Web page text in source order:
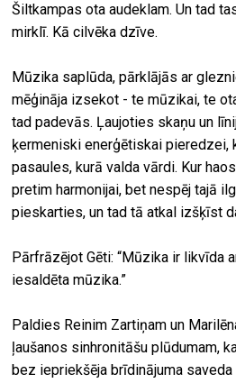
Šiltkampas ota audeklam. Un tad
mirklī. Kā cilvēka dzīve.
Mūzika saplūda, pārklājās ar
mēģināja izsekot - te mūzikai, te
tad padevās. Ļaujoties skaņu un
ķermeniski enerģētiskai pieredzei,
pasaules, kurā valda vārdi. Kur
pretim harmonijai, bet nespēj tajā
pieskarties, un tad tā atkal izšķīst
Pārfrāzējot Gēti: “Mūzika ir likvīda
iesaldēta mūzika.”
Paldies Reinim Zartiņam un
ļaušanos sinhronitāšu plūdumam,
bez iepriekšēja brīdinājuma